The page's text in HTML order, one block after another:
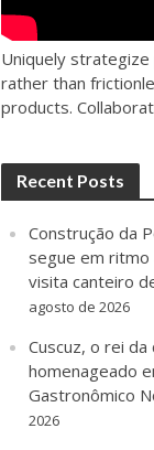
Uniquely
rather than
products.
Recent Posts
Construção da
segue em
visita canteiro
agosto de 2026
Cuscuz, o rei da
homenageado
Gastronômico
2026